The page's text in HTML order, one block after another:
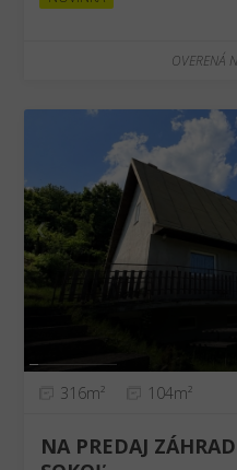
OVERENÁ
❮
316m² 104m²
NA PREDAJ